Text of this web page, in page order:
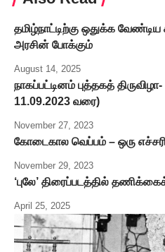
தமிழ்நாட்டிற்கு ஒதுக்க வேண்டிய
அரசின் போக்கும்
August 14, 2025
நாகப்பட்டினம் புத்தகத்
11.09.2023 வரை)
November 27, 2023
கோடைகால வெப்பம் – ஒரு
November 29, 2023
‘புலே’ திரைப்படத்தில்
April 25, 2025